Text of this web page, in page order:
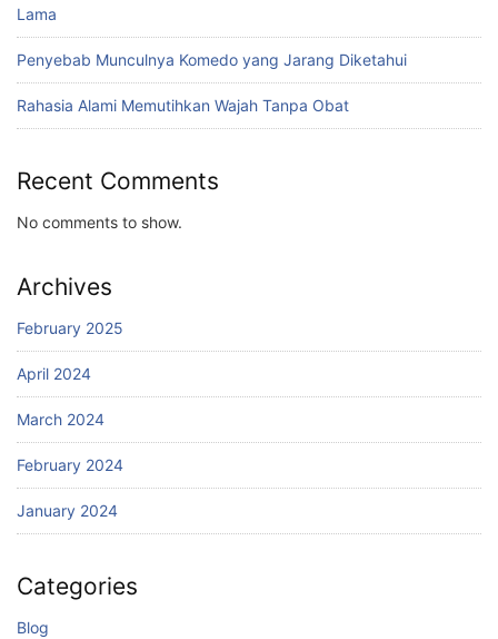
Lama
Penyebab Munculnya Komedo yang Jarang Diketahui
Rahasia Alami Memutihkan Wajah Tanpa Obat
Recent Comments
No comments to show.
Archives
February 2025
April 2024
March 2024
February 2024
January 2024
Categories
Blog